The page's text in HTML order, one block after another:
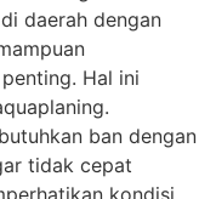
daerah dengan
Hal ini
ban dengan
tidak cepat
kondisi